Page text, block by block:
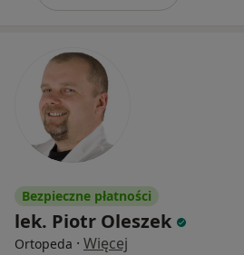
Bezpieczne płatności
lek. Piotr Oleszek
Ortopeda · Więcej